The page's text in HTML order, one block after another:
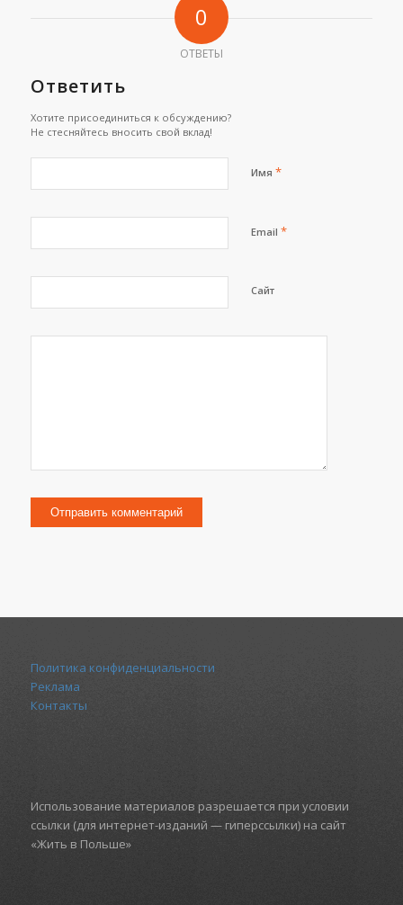
0
ОТВЕТЫ
Ответить
Хотите присоединиться к обсуждению?
Не стесняйтесь вносить свой вклад!
Имя *
Email *
Сайт
Политика конфиденциальности
Реклама
Контакты
Использование материалов разрешается при условии
ссылки (для интернет-изданий — гиперссылки) на сайт
«Жить в Польше»